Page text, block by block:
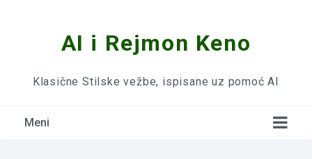
AI i Rejmon Keno
Klasične Stilske vežbe, ispisane uz pomoć AI
Meni